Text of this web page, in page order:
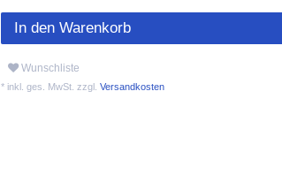
In den Warenkorb
Wunschliste
* inkl. ges. MwSt. zzgl. Versandkosten